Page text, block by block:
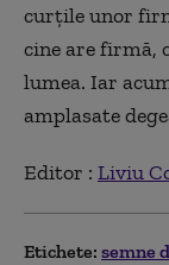
curțile unor
cine are firmă,
lumea. Iar
amplasate
Editor : Liviu
Etichete: semne